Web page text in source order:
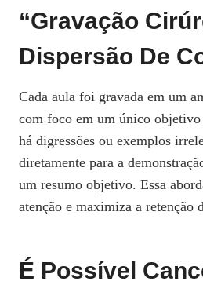
“gravação
Dispersão De
Cada aula foi gravada em um
com foco em um único
há digressões ou exemplos
diretamente para a
um resumo objetivo. Essa
atenção e maximiza a retenção
É Possível